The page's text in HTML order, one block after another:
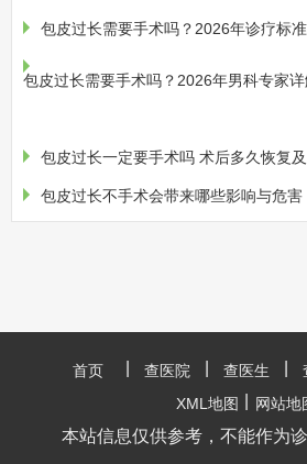
包皮过长需要手术吗？2026年诊疗标
包皮过长需要手术吗？2026年男科专家
包皮过长一定要手术吗 术后多久恢复
包皮过长不手术会带来哪些影响与危害
首页 查医院 查医生
XML地图
网站地
本站信息仅供参考，不能作为